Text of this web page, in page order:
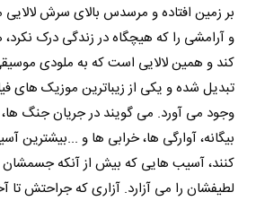
بر زمین افتاده و مرسدس بالای سرش
و آرامشی را که هیچگاه در زندگی درک
کند و همین لالایی است که به ملودی
تبدیل شده و یکی از زیباترین موزیک های
وجود می آورد. می گویند در جریان جنگ ها،
بیگانه، آوارگی ها، خرابی ها و ...بیشترین
کنند، آسیب هایی که بیش از آنکه جسمشان
لطیفشان را می آزارد. آزاری که جراحتش تا